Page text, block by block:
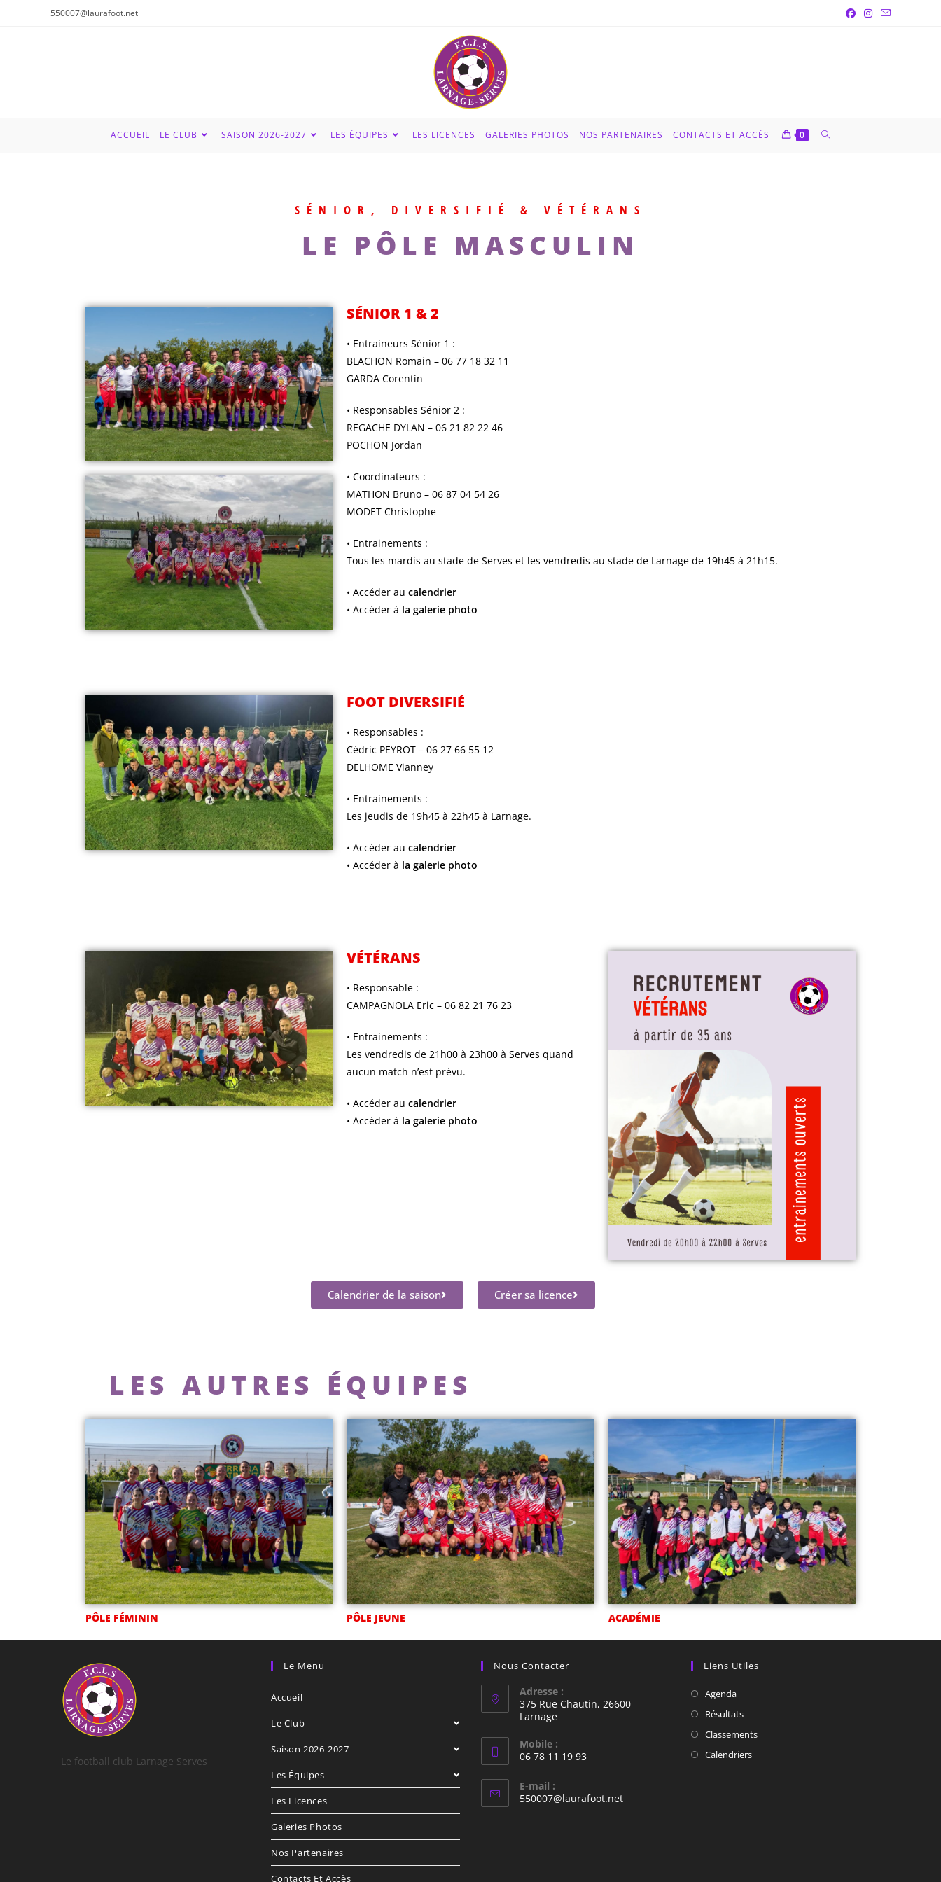
550007@laurafoot.net
ACCUEIL LE CLUB SAISON 2026-2027 LES ÉQUIPES LES LICENCES GALERIES PHOTOS NOS PARTENAIRES CONTACTS ET ACCÈS 0
SÉNIOR, DIVERSIFIÉ & VÉTÉRANS
LE PÔLE MASCULIN
SÉNIOR 1 & 2
• Entraineurs Sénior 1 :
BLACHON Romain – 06 77 18 32 11
GARDA Corentin
• Responsables Sénior 2 :
REGACHE DYLAN – 06 21 82 22 46
POCHON Jordan
• Coordinateurs :
MATHON Bruno – 06 87 04 54 26
MODET Christophe
• Entrainements :
Tous les mardis au stade de Serves et les vendredis au stade de Larnage de 19h45 à 21h15.
• Accéder aucalendrier
• Accéder à la galerie photo
FOOT DIVERSIFIÉ
• Responsables :
Cédric PEYROT – 06 27 66 55 12
DELHOME Vianney
• Entrainements :
Les jeudis de 19h45 à 22h45 à Larnage.
• Accéder aucalendrier
• Accéder à la galerie photo
VÉTÉRANS
• Responsable :
CAMPAGNOLA Eric – 06 82 21 76 23
• Entrainements :
Les vendredis de 21h00 à 23h00 à Serves quand
aucun match n’est prévu.
• Accéder aucalendrier
• Accéder à la galerie photo
Calendrier de la saison Créer sa licence
LES AUTRES ÉQUIPES
PÔLE FÉMININ PÔLE JEUNE ACADÉMIE
Le football club Larnage Serves
Le Menu
Accueil
Le Club
Saison 2026-2027
Les Équipes
Les Licences
Galeries Photos
Nos Partenaires
Contacts Et Accès
Nous Contacter
Adresse :
375 Rue Chautin, 26600
Larnage
Mobile :
06 78 11 19 93
E-mail :
550007@laurafoot.net
Liens Utiles
Agenda
Résultats
Classements
Calendriers